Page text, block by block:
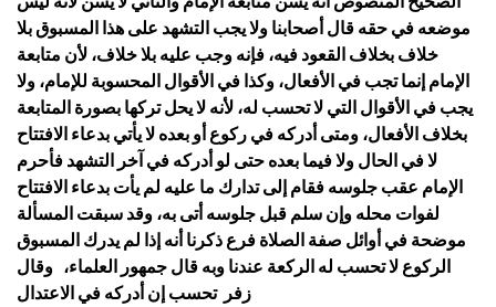
موضعه في حقه قال أصحابنا ولا يجب التشهد على هذا المسبوق بلا
خلاف بخلاف القعود فيه، فإنه وجب عليه بلا خلاف، لأن متابعة
الإمام إنما تجب في الأفعال، وكذا في الأقوال المحسوبة للإمام، ولا
يجب في الأقوال التي لا تحسب له، لأنه لا يحل تركها بصورة المتابعة
بخلاف الأفعال، ومتى أدركه في ركوع أو بعده لا يأتي بدعاء الافتتاح
لا في الحال ولا فيما بعده حتى لو أدركه في آخر التشهد فأحرم
الإمام عقب جلوسه فقام إلى تدارك ما عليه لم يأت بدعاء الافتتاح
لفوات محله وإن سلم قبل جلوسه أتى به، وقد سبقت المسألة
موضحة في أوائل صفة الصلاة فرع ذكرنا أنه إذا لم يدرك المسبوق
الركوع لا تحسب له الركعة عندنا وبه قال جمهور العلماء، وقال
زفر تحسب إن أدركه في الاعتدال